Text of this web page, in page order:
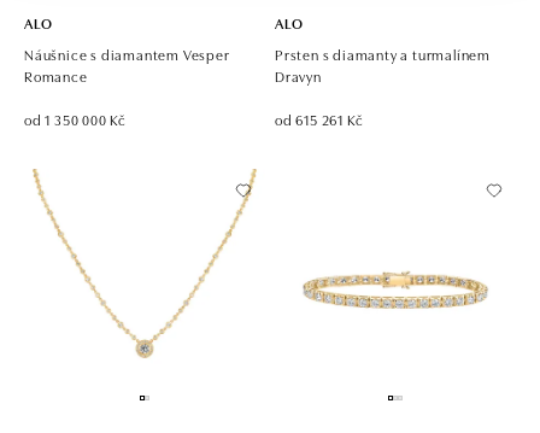
ALO
Náušnice s diamantem Vesper
Romance
od 1 350 000 Kč
ALO
Prsten s diamanty a turmalínem
Dravyn
od 615 261 Kč